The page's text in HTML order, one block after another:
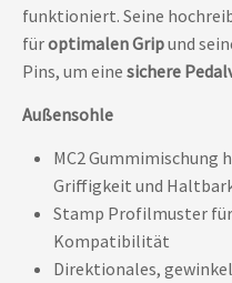
funktioniert. Seine
füroptimalen Gripund
Pins, um eine sichere
Außensohle
MC2 Gummimischung
Griffigkeit und
Stamp Profilmuster
Kompatibilität
Direktionales,